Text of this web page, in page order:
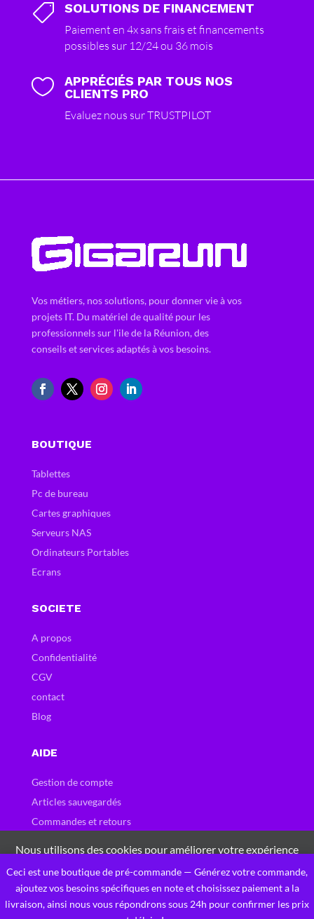
Ceci est une boutique de pré-commande — Générez votre commande,
ajoutez vos besoins spécifiques en note et choisissez paiement a la
livraison, ainsi nous vous répondrons sous 24h pour confirmer les prix
 SOLUTIONS DE FINANCEMENT
Paiement en 4x sans frais et financements
possibles sur 12/24 ou 36 mois

APPRÉCIÉS PAR TOUS NOS
CLIENTS PRO
Evaluez nous sur TRUSTPILOT
Vos métiers, nos solutions, pour donner vie à vos
projets IT. Du matériel de qualité pour les
professionnels sur l'ile de la Réunion, des
conseils et services adaptés à vos besoins.
BOUTIQUE
Tablettes
Pc de bureau
Cartes graphiques
Serveurs NAS
Ordinateurs Portables
Ecrans
SOCIETE
A propos
Confidentialité
CGV
contact
Blog
AIDE
Gestion de compte
Articles sauvegardés
Commandes et retours
Designed by Gigarun ingénierie
0
Nous utilisons des cookies pour améliorer votre expérience
sur notre site Web. En naviguant sur ce site, vous acceptez
notre utilisation des cookies.
J'accepte Ces Cookies
Privacy Policy